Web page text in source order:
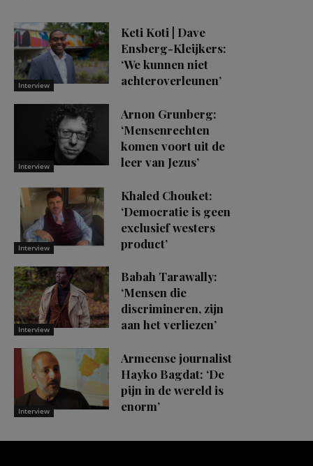
Interview
Keti Koti | Dave
Ensberg-Kleijkers:
‘We kunnen niet
achteroverleunen’
Interview
Arnon Grunberg:
‘Mensenrechten
komen voort uit de
leer van Jezus’
Interview
Khaled Chouket:
‘Democratie is geen
exclusief westers
product’
Interview
Babah Tarawally:
‘Mensen die
discrimineren, zijn
aan het verliezen’
Interview
Armeense journalist
Hayko Bagdat: ‘De
pijn in de wereld is
enorm’